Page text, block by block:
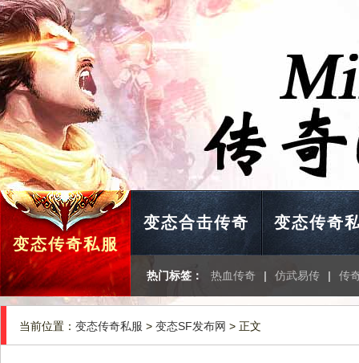
变态传奇私服
变态合击传奇 变态传奇
热门标签： 热血传奇 | 仿武易传 | 传
当前位置： 变态传奇私服 > 变态SF发布网 > 正文